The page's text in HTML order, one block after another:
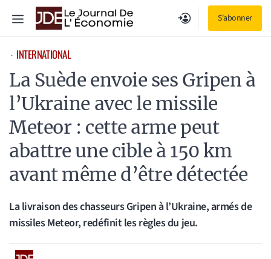
S'abonner
Menu
⋅ INTERNATIONAL
La Suède envoie ses Gripen à
l’Ukraine avec le missile
Meteor : cette arme peut
abattre une cible à 150 km
avant même d’être détectée
La livraison des chasseurs Gripen à l’Ukraine, armés de
missiles Meteor, redéfinit les règles du jeu.